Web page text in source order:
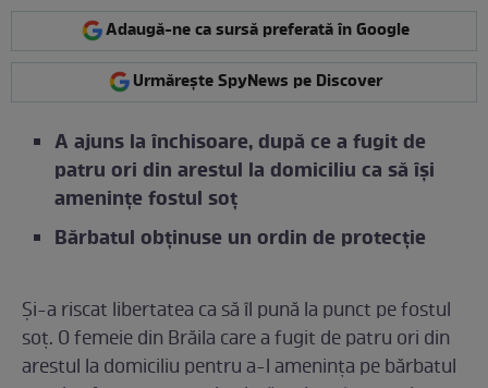
Adaugă-ne ca sursă preferată în Google
Urmărește SpyNews pe Discover
A ajuns la închisoare, după ce a fugit de
patru ori din arestul la domiciliu ca să își
amenințe fostul soț
Bărbatul obținuse un ordin de protecție
Și-a riscat libertatea ca să îl pună la punct pe fostul
soț. O femeie din Brăila care a fugit de patru ori din
arestul la domiciliu pentru a-l amenința pe bărbatul